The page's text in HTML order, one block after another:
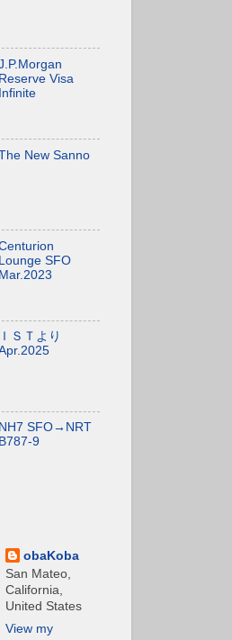
Reserve Visa
Infinite
New Sanno
Lounge SFO
Mar.2023
ＩＳＴより
NH7 SFO→NRT
B787-9
obaKoba
San Mateo,
California,
United States
View my